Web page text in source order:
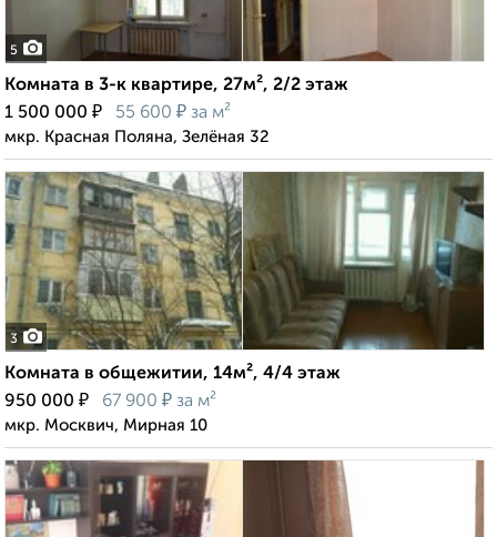
5
Комната в 3-к квартире, 27м², 2/2 этаж
1 500 000 ₽ 55 600 ₽ за м²
мкр. Красная Поляна, Зелёная 32
3
Комната в общежитии, 14м², 4/4 этаж
950 000 ₽ 67 900 ₽ за м²
мкр. Москвич, Мирная 10